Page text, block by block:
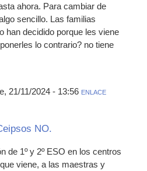
ahora. Para cambiar de
sencillo. Las familias
han decidido porque les viene
lo contrario? no tiene
21/11/2024 - 13:56 ENLACE
NO.
de 1º y 2º ESO en los centros
viene, a las maestras y